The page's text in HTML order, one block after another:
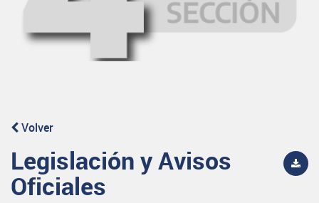
Volver
Legislación y Avisos
Oficiales